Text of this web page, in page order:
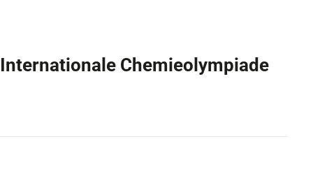
Internationale Chemieolympiade